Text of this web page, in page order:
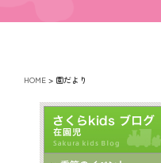
HOME > 園だより